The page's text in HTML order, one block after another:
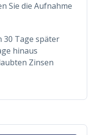
Sie die Aufnahme
30 Tage später
hinaus
Zinsen